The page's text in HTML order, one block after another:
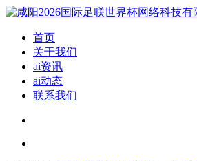
首页
关于我们
ai资讯
ai动态
联系我们